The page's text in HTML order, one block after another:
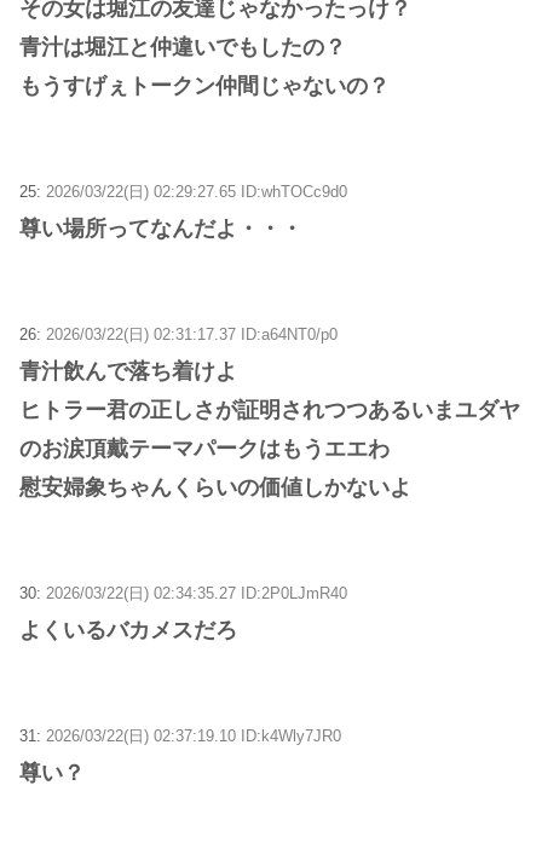
その女は堀江の友達じゃなかったっけ？
青汁は堀江と仲違いでもしたの？
もうすげぇトークン仲間じゃないの？
25: 2026/03/22(日) 02:29:27.65 ID:whTOCc9d0
尊い場所ってなんだよ・・・
26: 2026/03/22(日) 02:31:17.37 ID:a64NT0/p0
青汁飲んで落ち着けよ
ヒトラー君の正しさが証明されつつあるいまユダヤ
のお涙頂戴テーマパークはもうエエわ
慰安婦象ちゃんくらいの価値しかないよ
30: 2026/03/22(日) 02:34:35.27 ID:2P0LJmR40
よくいるバカメスだろ
31: 2026/03/22(日) 02:37:19.10 ID:k4Wly7JR0
尊い？